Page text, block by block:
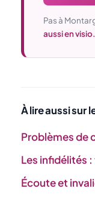
Pas à
aussi en visio.
À lire aussi sur
Problèmes de
Les infidélités
Écoute et